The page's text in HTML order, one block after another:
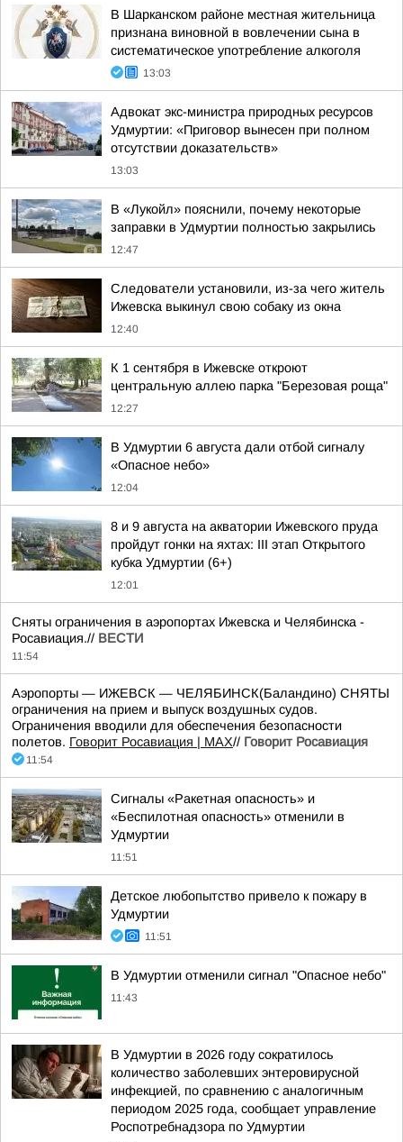
В Шарканском районе местная жительница
признана виновной в вовлечении сына в
систематическое употребление алкоголя
13:03
Адвокат экс-министра природных ресурсов
Удмуртии: «Приговор вынесен при полном
отсутствии доказательств»
13:03
В «Лукойл» пояснили, почему некоторые
заправки в Удмуртии полностью закрылись
12:47
Следователи установили, из-за чего житель
Ижевска выкинул свою собаку из окна
12:40
К 1 сентября в Ижевске откроют
центральную аллею парка "Березовая роща"
12:27
В Удмуртии 6 августа дали отбой сигналу
«Опасное небо»
12:04
8 и 9 августа на акватории Ижевского пруда
пройдут гонки на яхтах: III этап Открытого
кубка Удмуртии (6+)
12:01
Сняты ограничения в аэропортах Ижевска и Челябинска -
Росавиация.// ВЕСТИ
11:54
Аэропорты — ИЖЕВСК — ЧЕЛЯБИНСК(Баландино) СНЯТЫ
ограничения на прием и выпуск воздушных судов.
Ограничения вводили для обеспечения безопасности
полетов. Говорит Росавиация | MAX// Говорит Росавиация
11:54
Сигналы «Ракетная опасность» и
«Беспилотная опасность» отменили в
Удмуртии
11:51
Детское любопытство привело к пожару в
Удмуртии
11:51
В Удмуртии отменили сигнал "Опасное небо"
11:43
В Удмуртии в 2026 году сократилось
количество заболевших энтеровирусной
инфекцией, по сравнению с аналогичным
периодом 2025 года, сообщает управление
Роспотребнадзора по Удмуртии